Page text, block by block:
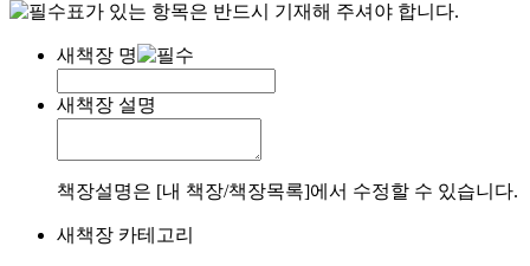
표가 있는 항목은 반드시 기재해 주셔야 합니다.
새책장 명
새책장 설명
책장설명은 [내 책장/책장목록]에서 수정할 수 있습니다.
새책장 카테고리